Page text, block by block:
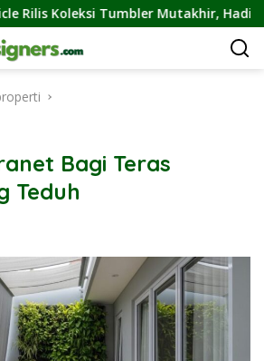
Mutakhir, Hadir Di Warna
Bagi Teras
Teduh